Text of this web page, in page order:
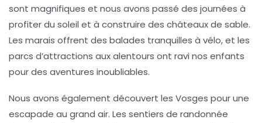
sont magnifiques et nous avons passé des journées à
profiter du soleil et à construire des châteaux de sable.
Les marais offrent des balades tranquilles à vélo, et les
parcs d’attractions aux alentours ont ravi nos enfants
pour des aventures inoubliables.
Nous avons également découvert les Vosges pour une
escapade au grand air. Les sentiers de randonnée